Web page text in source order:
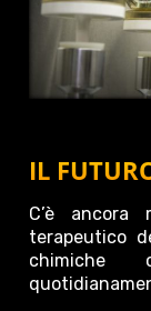
IL
C’è ancora
terapeutico
chimiche